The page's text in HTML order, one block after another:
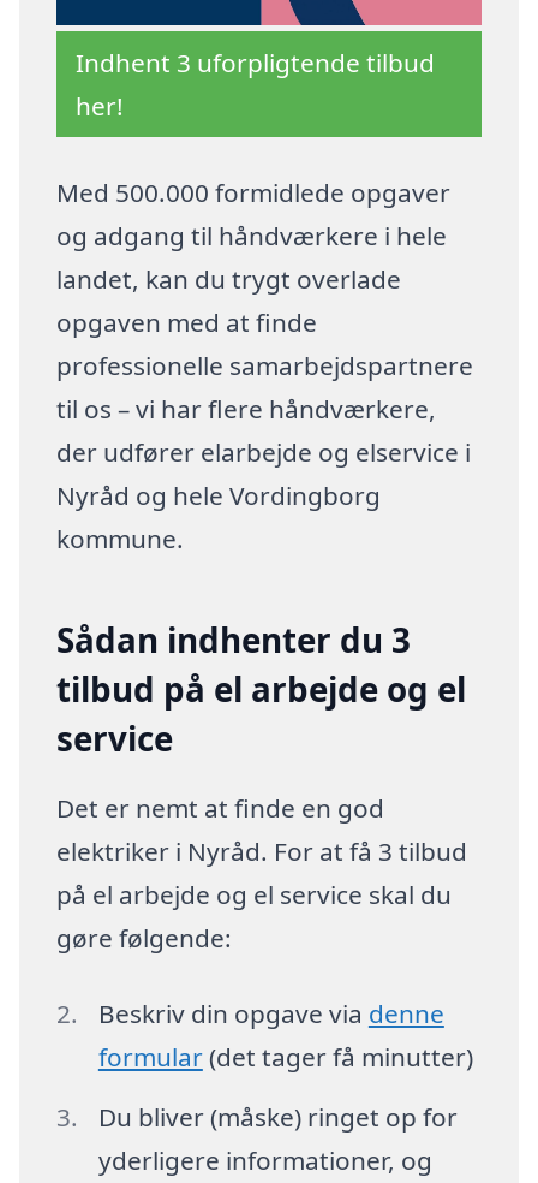
Indhent 3 uforpligtende tilbud
her!
Med 500.000 formidlede opgaver
og adgang til håndværkere i hele
landet, kan du trygt overlade
opgaven med at finde
professionelle samarbejdspartnere
til os – vi har flere håndværkere,
der udfører elarbejde og elservice i
Nyråd og hele Vordingborg
kommune.
Sådan indhenter du 3
tilbud på el arbejde og el
service
Det er nemt at finde en god
elektriker i Nyråd. For at få 3 tilbud
på el arbejde og el service skal du
gøre følgende:
Beskriv din opgave via denne
formular(det tager få minutter)
Du bliver (måske) ringet op for
yderligere informationer, og